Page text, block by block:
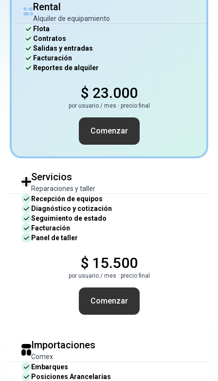
Rental
Alquiler de equipamiento
Flota
Contratos
Salidas y entradas
Facturación
Reportes de alquiler
$ 23.000
por usuario / mes · precio final
Comenzar
Servicios
Reparaciones y taller
Recepción de equipos
Diagnóstico y cotización
Seguimiento de estado
Facturación
Panel de taller
$ 15.500
por usuario / mes · precio final
Comenzar
Importaciones
Comex
Embarques
Posiciones Arancelarias